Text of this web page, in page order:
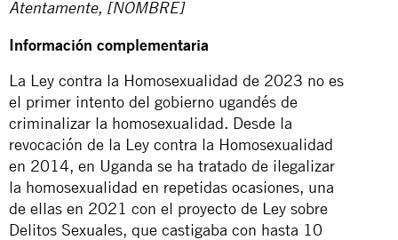
Atentamente, [NOMBRE]
Información complementaria
La Ley contra la Homosexualidad de 2023 no es
el primer intento del gobierno ugandés de
criminalizar la homosexualidad. Desde la
revocación de la Ley contra la Homosexualidad
en 2014, en Uganda se ha tratado de ilegalizar
la homosexualidad en repetidas ocasiones, una
de ellas en 2021 con el proyecto de Ley sobre
Delitos Sexuales, que castigaba con hasta 10